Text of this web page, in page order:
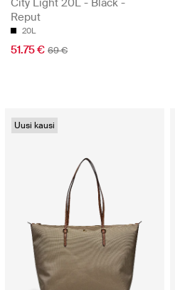
City Light 20L - Black -
Reput
20L
51.75 € 69 €
Uusi kausi